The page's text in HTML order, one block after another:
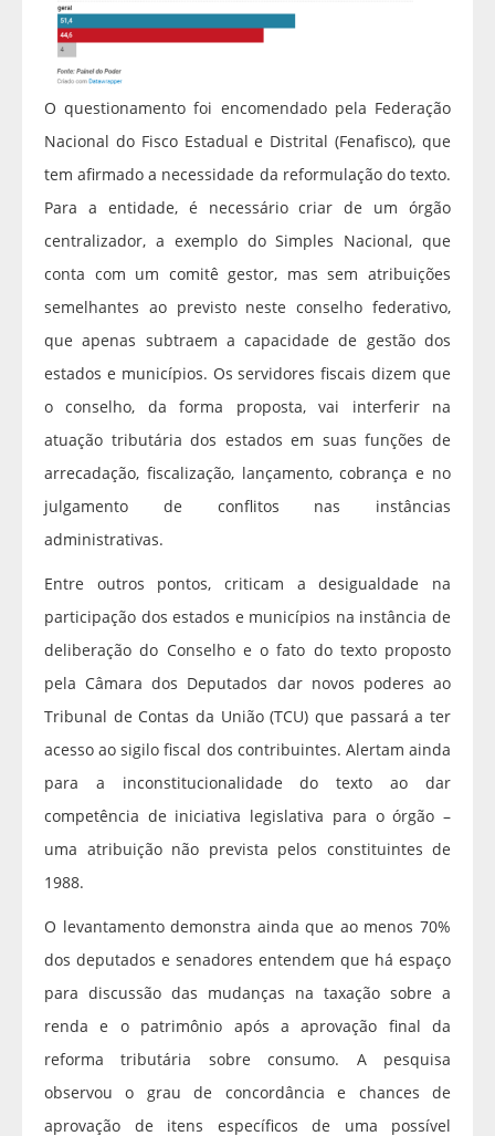
O questionamento foi encomendado pela Federação
Nacional do Fisco Estadual e Distrital (Fenafisco), que
tem afirmado a necessidade da reformulação do texto.
Para a entidade, é necessário criar de um órgão
centralizador, a exemplo do Simples Nacional, que
conta com um comitê gestor, mas sem atribuições
semelhantes ao previsto neste conselho federativo,
que apenas subtraem a capacidade de gestão dos
estados e municípios. Os servidores fiscais dizem que
o conselho, da forma proposta, vai interferir na
atuação tributária dos estados em suas funções de
arrecadação, fiscalização, lançamento, cobrança e no
julgamento de conflitos nas instâncias
administrativas.
Entre outros pontos, criticam a desigualdade na
participação dos estados e municípios na instância de
deliberação do Conselho e o fato do texto proposto
pela Câmara dos Deputados dar novos poderes ao
Tribunal de Contas da União (TCU) que passará a ter
acesso ao sigilo fiscal dos contribuintes. Alertam ainda
para a inconstitucionalidade do texto ao dar
competência de iniciativa legislativa para o órgão –
uma atribuição não prevista pelos constituintes de
1988.
O levantamento demonstra ainda que ao menos 70%
dos deputados e senadores entendem que há espaço
para discussão das mudanças na taxação sobre a
renda e o patrimônio após a aprovação final da
reforma tributária sobre consumo. A pesquisa
observou o grau de concordância e chances de
aprovação de itens específicos de uma possível